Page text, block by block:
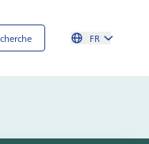
FR